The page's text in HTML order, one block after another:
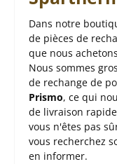
Dans notre
de pièces de
que nous
Nous sommes
de rechange de
Prismo, ce qui
de livraison
vous n'êtes pas
vous recherchez
en informer.